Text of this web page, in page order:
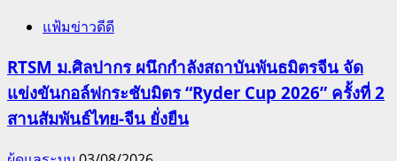
แฟ้มข่าวดีดี
RTSM ม.ศิลปากร ผนึกกำลังสถาบันพันธมิตรจีน จัด
แข่งขันกอล์ฟกระชับมิตร “Ryder Cup 2026” ครั้งที่ 2
สานสัมพันธ์ไทย-จีน ยั่งยืน